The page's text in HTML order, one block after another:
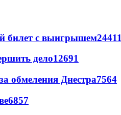
билет с выигрышем24411
дело12691
обмеления Днестра7564
6857